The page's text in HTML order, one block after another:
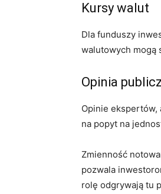
Kursy walut
Dla funduszy
walutowych mogą
Opinia
Opinie ekspertów,
na popyt na
Zmienność
pozwala
rolę odgrywają tu